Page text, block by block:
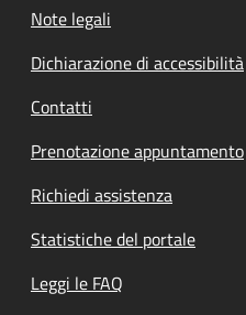
Note legali
Dichiarazione di accessibilità
Contatti
Prenotazione appuntamento
Richiedi assistenza
Statistiche del portale
Leggi le FAQ